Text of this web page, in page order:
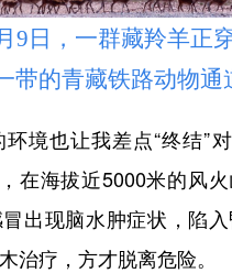
9日，一群藏羚羊正
带的青藏铁路动物通
也让我差点“终结”对
在海拔近5000米的风
出现脑水肿症状，陷
治疗，方才脱离危险。